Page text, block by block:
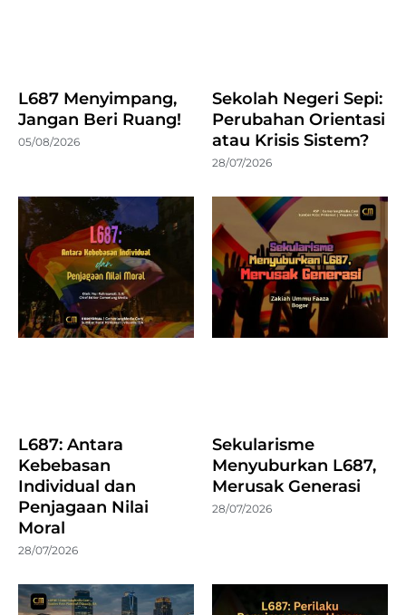
L687 Menyimpang,
Jangan Beri Ruang!
05/08/2026
Sekolah Negeri Sepi:
Perubahan Orientasi
atau Krisis Sistem?
28/07/2026
L687: Antara
Kebebasan
Individual dan
Penjagaan Nilai
Moral
28/07/2026
Sekularisme
Menyuburkan L687,
Merusak Generasi
28/07/2026